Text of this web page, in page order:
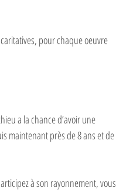
pour chaque oeuvre
a la chance d’avoir une
maintenant près de 8 ans et de
à son rayonnement, vous